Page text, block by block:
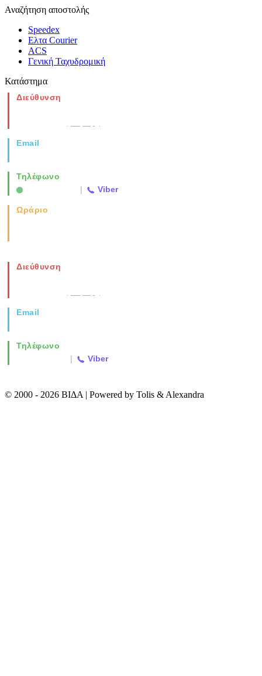
Αναζήτηση αποστολής
Speedex
Ελτα Courier
ACS
Γενική Ταχυδρομική
Κατάστημα
Διεύθυνση
Email
Τηλέφωνο
| Viber
Ωράριο
Διεύθυνση
Email
Τηλέφωνο
| Viber
© 2000 - 2026 ΒΙΔΑ | Powered by Tolis & Alexandra